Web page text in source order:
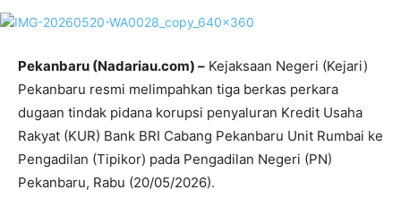
Pekanbaru (Nadariau.com) – Kejaksaan Negeri (Kejari)
Pekanbaru resmi melimpahkan tiga berkas perkara
dugaan tindak pidana korupsi penyaluran Kredit Usaha
Rakyat (KUR) Bank BRI Cabang Pekanbaru Unit Rumbai ke
Pengadilan (Tipikor) pada Pengadilan Negeri (PN)
Pekanbaru, Rabu (20/05/2026).